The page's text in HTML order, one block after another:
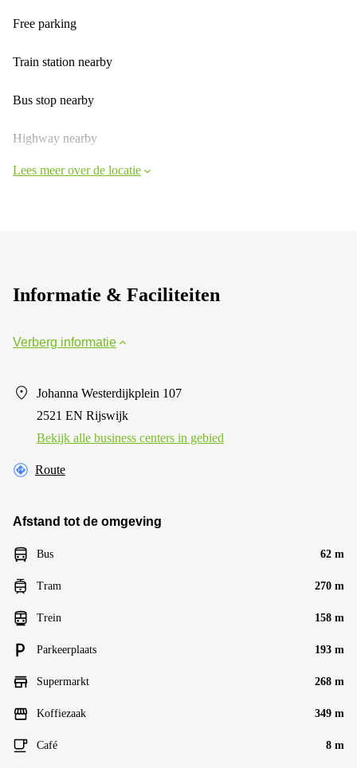
Free parking
Train station nearby
Bus stop nearby
Highway nearby
Lees meer over de locatie
Informatie & Faciliteiten
Verberg informatie
Johanna Westerdijkplein 107
2521 EN Rijswijk
Bekijk alle business centers in gebied
Route
Afstand tot de omgeving
Bus 62 m
Tram 270 m
Trein 158 m
Parkeerplaats 193 m
Supermarkt 268 m
Koffiezaak 349 m
Café 8 m